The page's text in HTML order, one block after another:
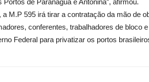
de Paranaguá e Antonina”, afirmou.
M.P 595 irá tirar a contratação da mão de
conferentes, trabalhadores de bloco
Federal para privatizar os portos